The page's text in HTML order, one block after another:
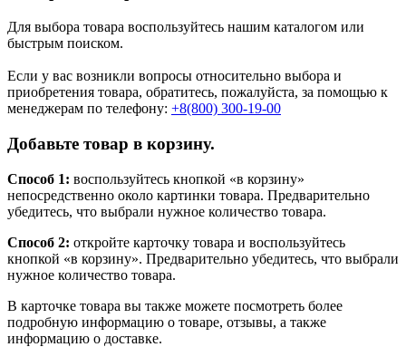
Для выбора товара воспользуйтесь нашим каталогом или
быстрым поиском.
Если у вас возникли вопросы относительно выбора и
приобретения товара, обратитесь, пожалуйста, за помощью к
менеджерам по телефону: +8(800) 300-19-00
Добавьте товар в корзину.
Способ 1: воспользуйтесь кнопкой «в корзину»
непосредственно около картинки товара. Предварительно
убедитесь, что выбрали нужное количество товара.
Способ 2: откройте карточку товара и воспользуйтесь
кнопкой «в корзину». Предварительно убедитесь, что выбрали
нужное количество товара.
В карточке товара вы также можете посмотреть более
подробную информацию о товаре, отзывы, а также
информацию о доставке.